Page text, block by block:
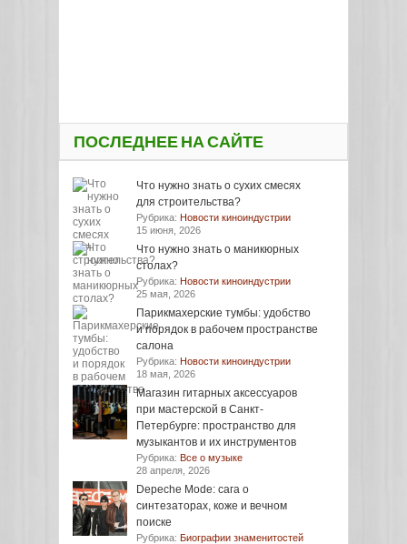
ПОСЛЕДНЕЕ НА САЙТЕ
Что нужно знать о сухих смесях
для строительства?
Рубрика: Новости киноиндустрии
15 июня, 2026
Что нужно знать о маникюрных
столах?
Рубрика: Новости киноиндустрии
25 мая, 2026
Парикмахерские тумбы: удобство
и порядок в рабочем пространстве
салона
Рубрика: Новости киноиндустрии
18 мая, 2026
Магазин гитарных аксессуаров
при мастерской в Санкт-
Петербурге: пространство для
музыкантов и их инструментов
Рубрика: Все о музыке
28 апреля, 2026
Depeche Mode: сага о
синтезаторах, коже и вечном
поиске
Рубрика: Биографии знаменитостей